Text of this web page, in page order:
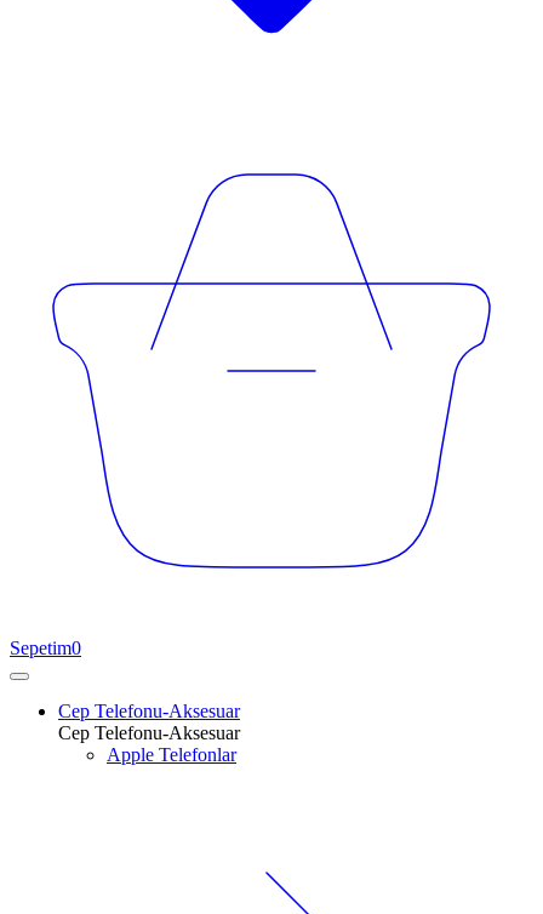
Sepetim0
Cep Telefonu-Aksesuar
Cep Telefonu-Aksesuar
Apple Telefonlar